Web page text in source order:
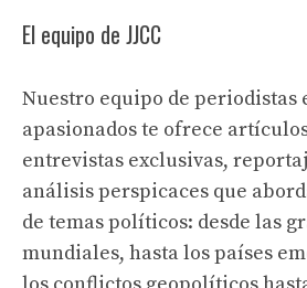
El equipo de JJCC
Nuestro equipo de periodistas
apasionados te ofrece
entrevistas exclusivas,
análisis perspicaces que
de temas políticos: desde las
mundiales, hasta los países